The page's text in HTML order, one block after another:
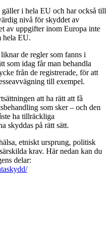
i hela EU och har också till
nivå för skyddet av
av uppgifter inom Europa inte
hela EU.
de regler som fanns i
som idag får man behandla
från de registrerade, för att
till exempel.
att ha rätt att få
som sker – och den
ha tillräckliga
skyddas på rätt sätt.
etniskt ursprung, politisk
krav. Här nedan kan du
delar: